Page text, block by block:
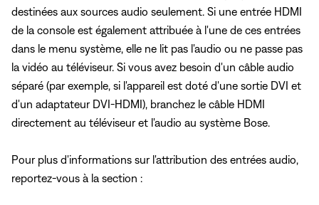
destinées aux sources audio seulement. Si une entrée HDMI
de la console est également attribuée à l'une de ces entrées
dans le menu système, elle ne lit pas l'audio ou ne passe pas
la vidéo au téléviseur. Si vous avez besoin d'un câble audio
séparé (par exemple, si l'appareil est doté d'une sortie DVI et
d'un adaptateur DVI-HDMI), branchez le câble HDMI
directement au téléviseur et l'audio au système Bose.
Pour plus d'informations sur l'attribution des entrées audio,
reportez-vous à la section :